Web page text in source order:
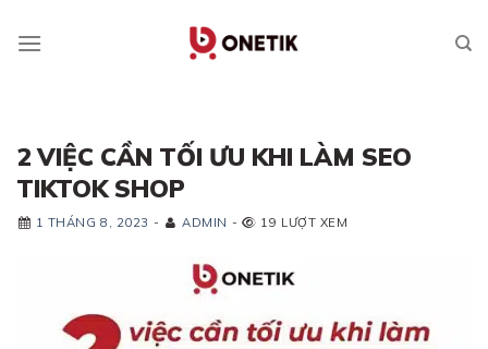
2 VIỆC CẦN TỐI ƯU KHI LÀM SEO
TIKTOK SHOP
1 THÁNG 8, 2023 - ADMIN - 19 LƯỢT XEM